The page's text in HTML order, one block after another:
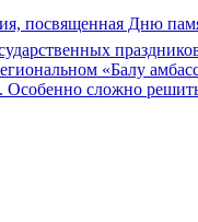
посвященная Дню
«Балу
Особенно сложно